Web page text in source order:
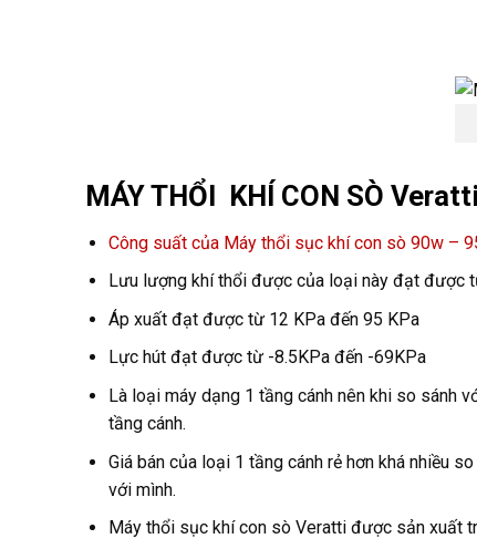
MÁY THỔI KHÍ CON SÒ
Công suất của Máy thổi sục khí con sò 90w –
Lưu lượng khí thổi được của loại này đạt được
Áp xuất đạt được từ 12 KPa đến 95 KPa
Lực hút đạt được từ -8.5KPa đến -69KPa
Là loại máy dạng 1 tầng cánh nên khi so sánh
tầng cánh.
Giá bán của loại 1 tầng cánh rẻ hơn khá nhiều
với mình.
Máy thổi sục khí con sò Veratti được sản xuất